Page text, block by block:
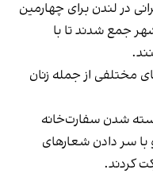
در لندن برای چهارمین
جمع شدند تا با
مختلفی از جمله زنان
شدن سفارت‌خانه
سر دادن شعارهای
کردند.